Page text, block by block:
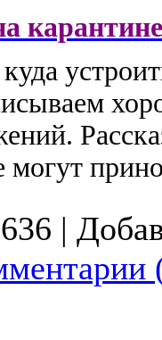
могут
|